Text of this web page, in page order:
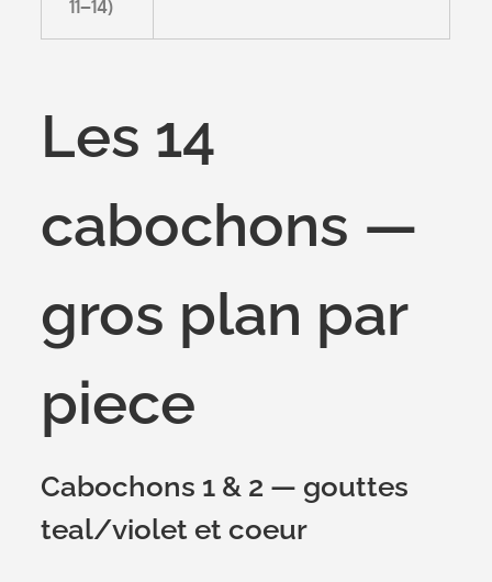
11–14)
Les 14
cabochons —
gros plan par
piece
Cabochons 1 & 2 — gouttes
teal/violet et coeur